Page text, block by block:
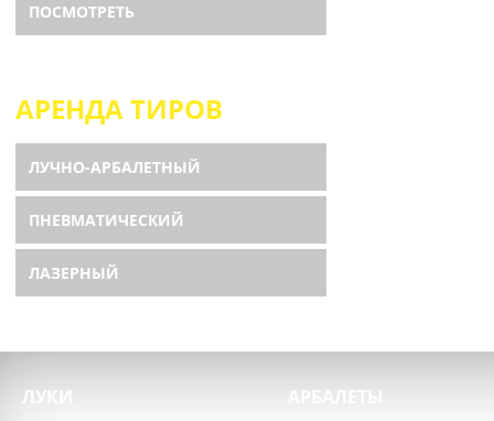
ПОСМОТРЕТЬ
АРЕНДА ТИРОВ
ЛУЧНО-АРБАЛЕТНЫЙ
ПНЕВМАТИЧЕСКИЙ
ЛАЗЕРНЫЙ
ЛУКИ АРБАЛЕТЫ